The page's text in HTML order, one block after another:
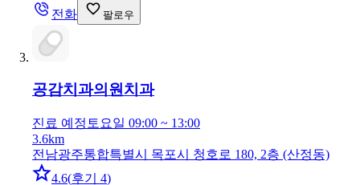
전화 팔로우
공감치과의원치과
진료 예정 토요일 09:00 ~ 13:00
3.6km
전남광주통합특별시 목포시 청호로 180, 2층 (산정동)
4.6(후기 4)